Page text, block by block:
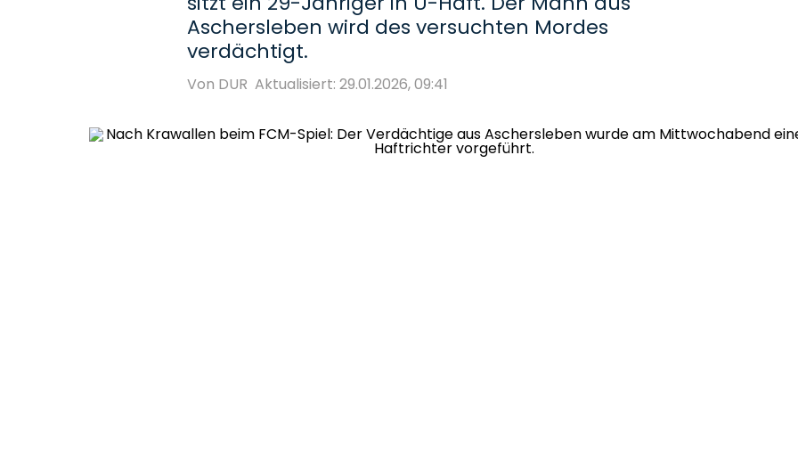
Aschersleben wird des versuchten Mordes
verdächtigt.
Von DUR Aktualisiert: 29.01.2026, 09:41